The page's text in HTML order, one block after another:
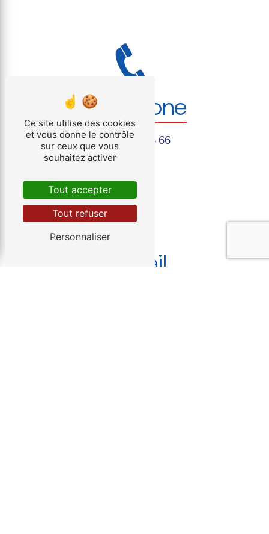
Téléphone
04 50 46 04 66
E-mail
Ce site utilise des cookies
et vous donne le contrôle
sur ceux que vous
souhaitez activer
Tout accepter
Tout refuser
Personnaliser